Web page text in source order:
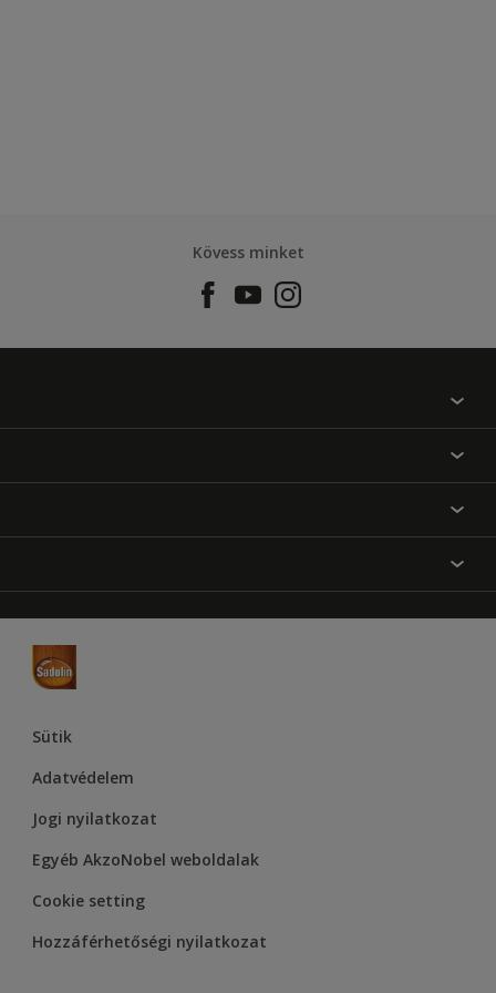
Kövess minket
Üzlet kereső
Inspiráció
Hozzáférhetőség
Dulux
Supralux
Sütik
Adatvédelem
Jogi nyilatkozat
Egyéb AkzoNobel weboldalak
Cookie setting
Hozzáférhetőségi nyilatkozat